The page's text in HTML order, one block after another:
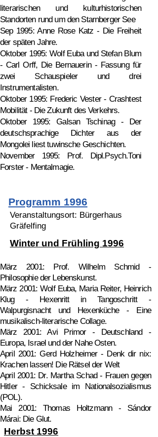
literarischen und kulturhistorischen
Standorten rund um den Starnberger See
Sep 1995: Anne Rose Katz - Die Freiheit
der späten Jahre.
Oktober 1995: Wolf Euba und Stefan Blum
- Carl Orff, Die Bernauerin - Fassung für
zwei Schauspieler und drei
Instrumentalisten.
Oktober 1995: Frederic Vester - Crashtest
Mobilität - Die Zukunft des Verkehrs.
Oktober 1995: Galsan Tschinag - Der
deutschsprachige Dichter aus der
Mongolei liest tuwinsche Geschichten.
November 1995: Prof. Dipl.Psych.Toni
Forster - Mentalmagie.
Programm 1996
Veranstaltungsort: Bürgerhaus
Gräfelfing
Winter und Frühling 1996
März 2001: Prof. Wilhelm Schmid -
Philosophie der Lebenskunst.
März 2001: Wolf Euba, Maria Reiter, Heinrich
Klug - Hexenritt in Tangoschritt -
Walpurgisnacht und Hexenküche - Eine
musikalisch-literarische Collage.
März 2001: Avi Primor - Deutschland -
Europa, Israel und der Nahe Osten.
April 2001: Gerd Holzheimer - Denk dir nix:
Krachen lassen! Die Rätsel der Welt
April 2001: Dr. Martha Schad - Frauen gegen
Hitler - Schicksale im Nationalsozialismus
(POL).
Mai 2001: Thomas Holtzmann - Sándor
Márai: Die Glut.
Herbst 1996